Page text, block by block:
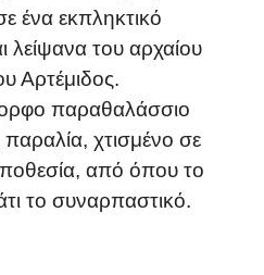
ένα εκπληκτικό
λείψανα του αρχαίου
Αρτέμιδος.
παραθαλάσσιο
παραλία, χτισμένο σε
από όπου το
το συναρπαστικό.